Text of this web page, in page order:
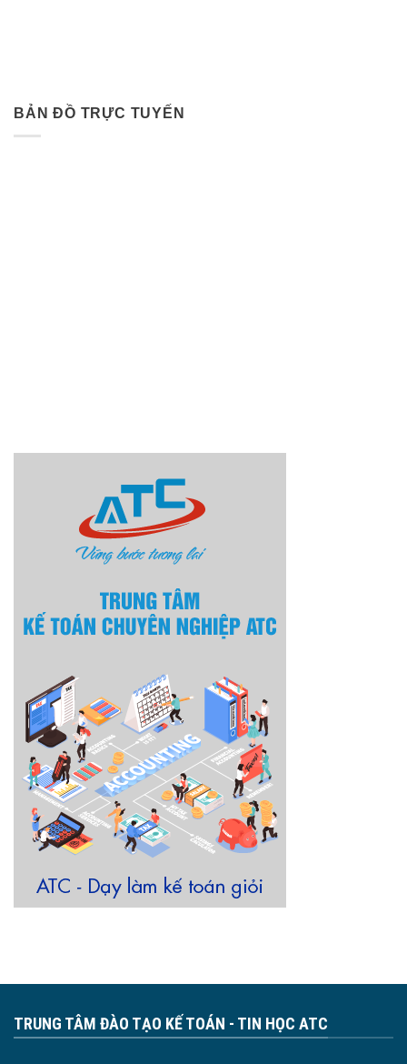
BẢN ĐỒ TRỰC TUYẾN
TRUNG TÂM ĐÀO TẠO KẾ TOÁN - TIN HỌC ATC